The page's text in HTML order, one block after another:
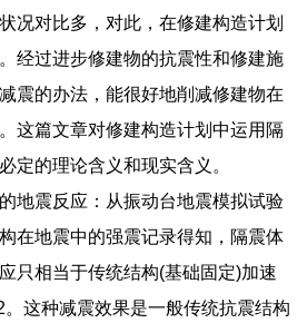
况对比多，对此，在修建构造计划
经过进步修建物的抗震性和修建施
震的办法，能很好地削减修建物在
这篇文章对修建构造计划中运用隔
定的理论含义和现实含义。
地震反应：从振动台地震模拟试验
在地震中的强震记录得知，隔震体
只相当于传统结构(基础固定)加速
这种减震效果是一般传统抗震结构